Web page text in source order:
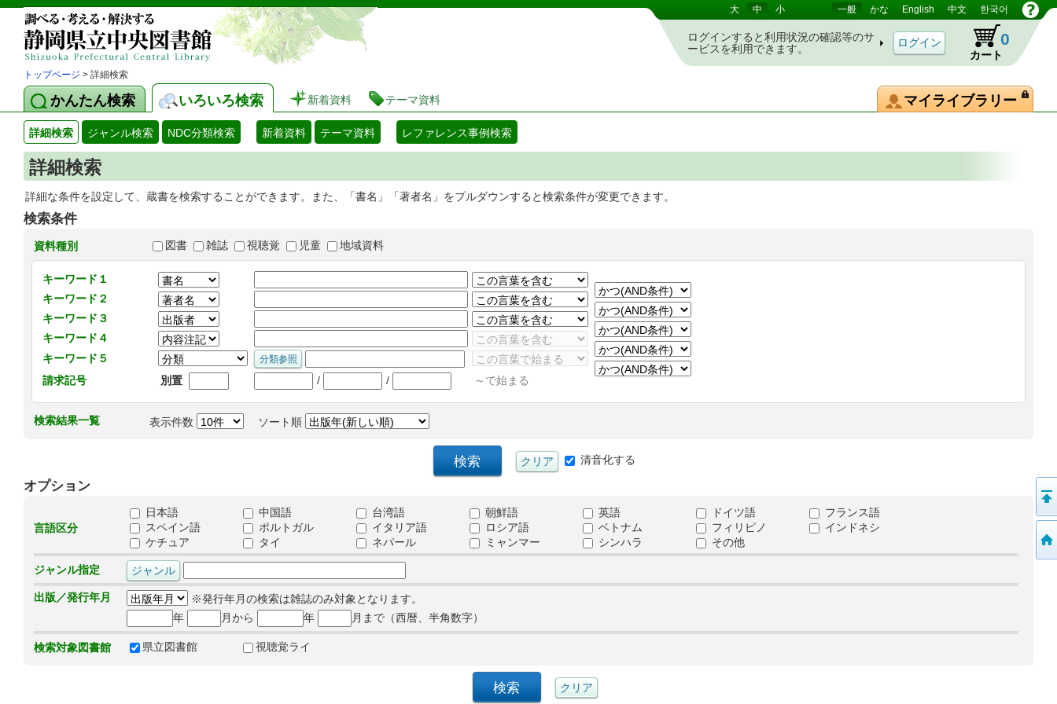
静岡県立図書館 蔵書検索・予約システム 大 中 小 一般 かな English 中文 한국어
ログインすると利用状況の確認等のサ
ービスを利用できます。
カート
0
トップページ > 詳細検索
かんたん検索 いろいろ検索 新着資料 テーマ資料 マイライブラリー
詳細検索 ジャンル検索 NDC分類検索 新着資料 テーマ資料 レファレンス事例検索
詳細検索
詳細な条件を設定して、蔵書を検索することができます。また、「書名」「著者名」をプルダウンすると検索条件が変更できます。
検索条件
資料種別 図書 雑誌 視聴覚 児童 地域資料
キーワード１
キーワード２
キーワード３
キーワード４
キーワード５
請求記号
別置 / / ～で始まる
検索結果一覧 表示件数 ソート順
清音化する
オプション
言語区分
日本語 中国語 台湾語 朝鮮語 英語 ドイツ語
フランス語
スペイン語
ポルトガル イタリア語 ロシア語 ベトナム フィリピノ
インドネシ
ケチュア
タイ ネパール ミャンマー シンハラ その他
ジャンル指定
出版／発行年月
※発行年月の検索は雑誌のみ対象となります。
年
月から 年 月まで（西暦、半角数字）
検索対象図書館 県立図書館 視聴覚ライ